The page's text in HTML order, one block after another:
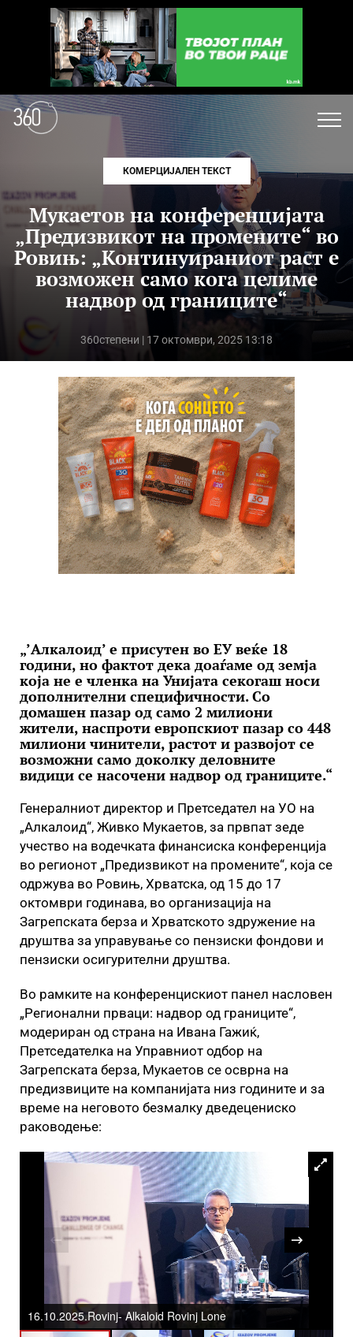
КОМЕРЦИЈАЛЕН ТЕКСТ
Мукаетов на конференцијата
„Предизвикот на промените“ во
Ровињ: „Континуираниот раст е
возможен само кога целиме
надвор од границите“
360степени | 17 октомври, 2025 13:18
„’Алкалоид’ е присутен во ЕУ веќе 18
години, но фактот дека доаѓаме од земја
која не е членка на Унијата секогаш носи
дополнителни специфичности. Со
домашен пазар од само 2 милиони
жители, наспроти европскиот пазар со 448
милиони чинители, растот и развојот се
возможни само доколку деловните
видици се насочени надвор од границите.“
Генералниот директор и Претседател на УО на
„Алкалоид“, Живко Мукаетов, за првпат зеде
учество на водечката финансиска конференција
во регионот „Предизвикот на промените“, која се
одржува во Ровињ, Хрватска, од 15 до 17
октомври годинава, во организација на
Загрепската берза и Хрватското здружение на
друштва за управување со пензиски фондови и
пензиски осигурителни друштва.
Во рамките на конференцискиот панел насловен
„Регионални прваци: надвор од границите“,
модериран од страна на Ивана Гажиќ,
Претседателка на Управниот одбор на
Загрепската берза, Мукаетов се осврна на
предизвиците на компанијата низ годините и за
време на неговото безмалку дведецениско
раководење:
16.10.2025.Rovinj- Alkaloid Rovinj Lone